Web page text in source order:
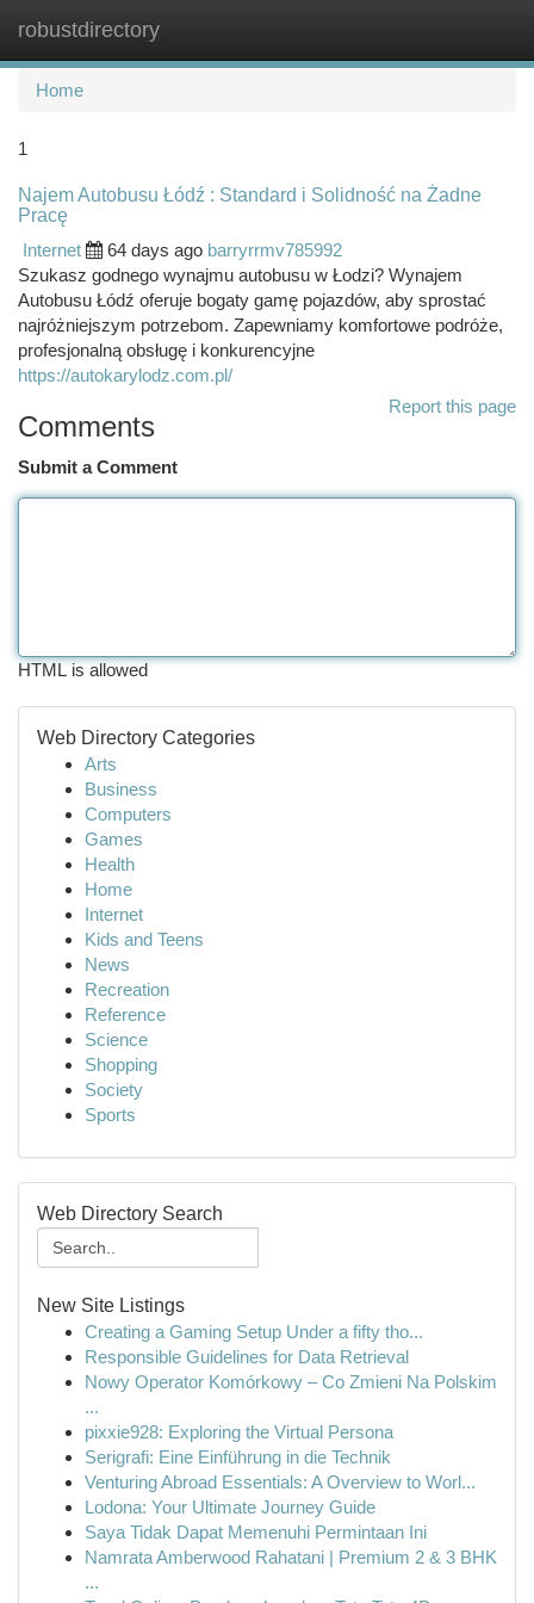
robustdirectory
Home
1
Najem Autobusu Łódź : Standard i Solidność na Żadne
Pracę
Internet
64 days ago barryrrmv785992
Szukasz godnego wynajmu autobusu w Łodzi? Wynajem
Autobusu Łódź oferuje bogaty gamę pojazdów, aby sprostać
najróżniejszym potrzebom. Zapewniamy komfortowe podróże,
profesjonalną obsługę i konkurencyjne
https://autokarylodz.com.pl/
Report this page
Comments
Submit a Comment
HTML is allowed
Web Directory Categories
Arts
Business
Computers
Games
Health
Home
Internet
Kids and Teens
News
Recreation
Reference
Science
Shopping
Society
Sports
Web Directory Search
New Site Listings
Creating a Gaming Setup Under a fifty tho...
Responsible Guidelines for Data Retrieval
Nowy Operator Komórkowy – Co Zmieni Na Polskim
...
pixxie928: Exploring the Virtual Persona
Serigrafi: Eine Einführung in die Technik
Venturing Abroad Essentials: A Overview to Worl...
Lodona: Your Ultimate Journey Guide
Saya Tidak Dapat Memenuhi Permintaan Ini
Namrata Amberwood Rahatani | Premium 2 & 3 BHK
...